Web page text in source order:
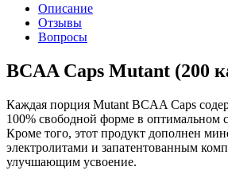
Описание
Отзывы
Вопросы
BCAA Caps Mutant (200
Каждая порция Mutant BCAA Caps
100% свободной форме в оптимальном
Кроме того, этот продукт дополнен
электролитами и запатентованным
улучшающим усвоение.